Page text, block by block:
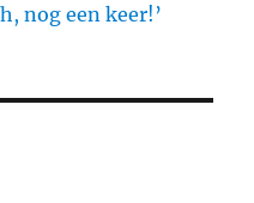
nog een keer!’